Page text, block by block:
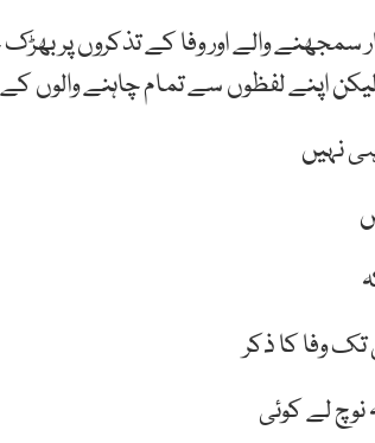
اپنے لفظوں سے تمام چاہنے والوں
نہیں
وفا کا ذکر
لے کوئی